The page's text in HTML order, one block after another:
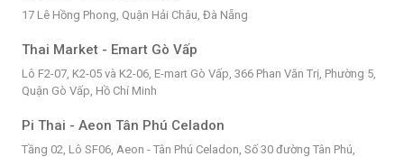
17 Lê Hồng Phong, Quận Hải Châu, Đà Nẵng
Thai Market - Emart Gò Vấp
Lô F2-07, K2-05 và K2-06, E-mart Gò Vấp, 366 Phan Văn Trị, Phường 5,
Quận Gò Vấp, Hồ Chí Minh
Pi Thai - Aeon Tân Phú Celadon
Tầng 02, Lô SF06, Aeon - Tân Phú Celadon, Số 30 đường Tân Phú,